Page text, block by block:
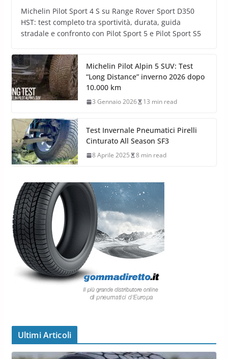
Michelin Pilot Sport 4 S su Range Rover Sport D350
HST: test completo tra sportività, durata, guida
stradale e confronto con Pilot Sport 5 e Pilot Sport S5
Michelin Pilot Alpin 5 SUV: Test
“Long Distance” inverno 2026 dopo
10.000 km
3 Gennaio 2026 13 min read
Test Invernale Pneumatici Pirelli
Cinturato All Season SF3
8 Aprile 2025 8 min read
Ultimi Articoli